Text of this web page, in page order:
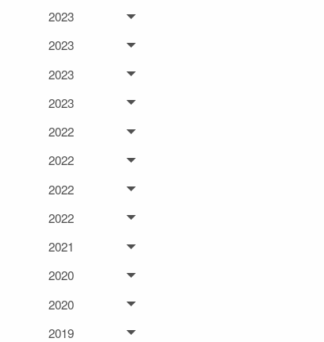
2023
2023
2023
2023
2022
2022
2022
2022
2021
2020
2020
2019